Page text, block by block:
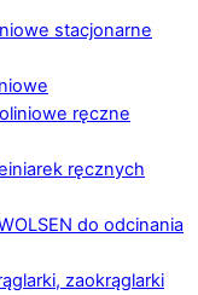
stacjonarne
ręczne
ręcznych
do odcinania
zaokrąglarki